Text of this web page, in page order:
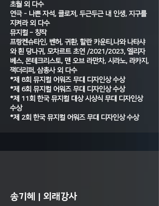
초월 외 다수
연극 - 나쁜 자석, 클로저, 두근두근 내 인생, 지구를
지켜라 외 다수
뮤지컬 – 창작
프랑켄슈타인, 벤허, 귀환, 할란 카운티,나와 나타샤
와 흰 당나귀, 모차르트 초연 /2021/2023, 엘리자
베스, 몬테크리스토, 맨 오브 라만차, 시라노, 라카지,
잭더리퍼, 삼총사 외 다수
*제 8회 뮤지컬 어워즈 무대 디자인상 수상
*제 6회 뮤지컬 어워즈 무대 디자인상 수상
*제 11회 한국 뮤지컬 대상 시상식 무대 디자인상
수상
*제 2회 한국 뮤지컬 어워즈 무대 디자인상 수상
송기혜 | 외래강사